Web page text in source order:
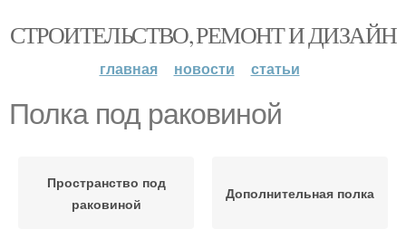
СТРОИТЕЛЬСТВО, РЕМОНТ И ДИЗАЙН
главная новости статьи
Полка под раковиной
Пространство под
раковиной
Дополнительная полка